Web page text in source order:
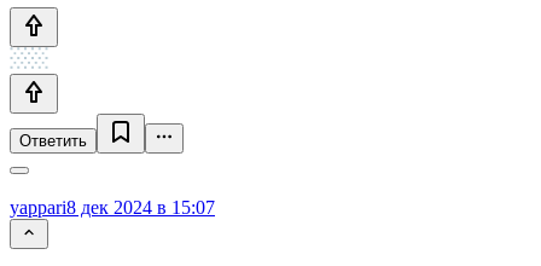
Ответить
yappari8 дек 2024 в 15:07